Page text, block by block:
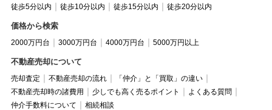
徒歩5分以内 徒歩10分以内 徒歩15分以内 徒歩20分以内
価格から検索
2000万円台 3000万円台 4000万円台 5000万円以上
不動産売却について
売却査定 不動産売却の流れ
「仲介」と「買取」の違い
不動産売却時の諸費用
少しでも高く売るポイント
よくある質問
仲介手数料について
相続相談